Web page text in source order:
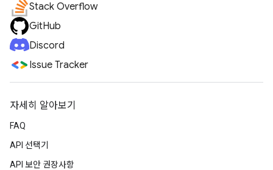
Stack Overflow
GitHub
Discord
Issue Tracker
자세히 알아보기
FAQ
API 선택기
API 보안 권장사항